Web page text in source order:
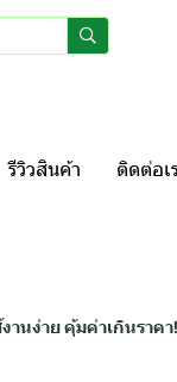
รีวิวสินค้า ติดต่อเ
นง่าย คุ้มค่าเกินราคา